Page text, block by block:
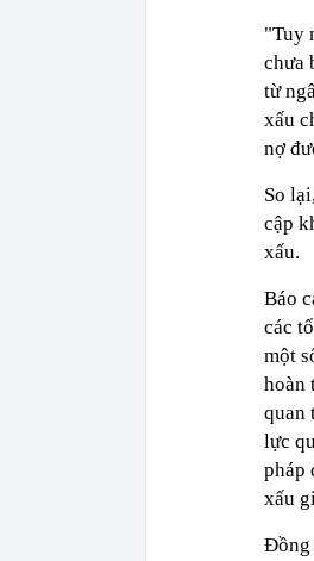
"Tuy
chưa
từ
xấu
nợ
So
cập
xấu.
Báo
các
một
hoàn
quan
lực
pháp
xấu
Đồng